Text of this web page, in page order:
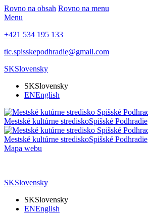
Rovno na obsah Rovno na menu
Menu
+421 534 195 133
tic.spisskepodhradie@gmail.com
SKSlovensky
SKSlovensky
ENEnglish
Mestské kultúrne strediskoSpišské Podhradie
Mestské kultúrne strediskoSpišské Podhradie
Mapa webu
SKSlovensky
SKSlovensky
ENEnglish